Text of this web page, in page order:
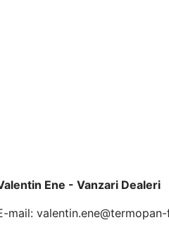
Ene - Vanzari Dealeri
mail: